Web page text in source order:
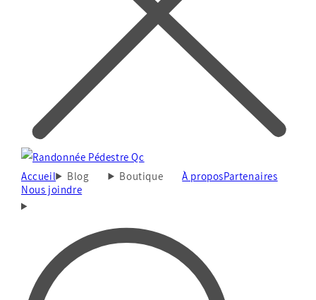
Accueil Blog Boutique À proposPartenaires
Nous joindre